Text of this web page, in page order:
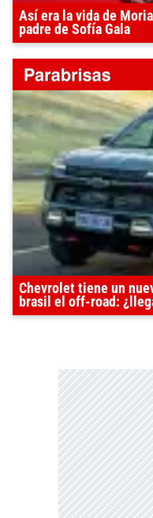
Así era la vida de
padre de Sofía Gala
Chevrolet tiene un
brasil el off-road: